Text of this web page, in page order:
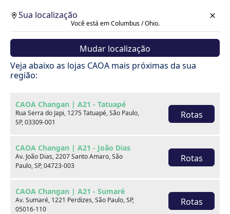
Sua localização
Você está em Columbus / Ohio.
Mudar localização
Veja abaixo as lojas CAOA mais próximas da sua
região:
CAOA Changan | A21 - Tatuapé
Rua Serra do Japi, 1275 Tatuapé, São Paulo,
SP, 03309-001
Rotas
CAOA Changan | A21 - João Dias
Av. João Dias, 2207 Santo Amaro, São
Paulo, SP, 04723-003
Rotas
CAOA Changan | A21 - Sumaré
Av. Sumaré, 1221 Perdizes, São Paulo, SP,
05016-110
Rotas
Carros